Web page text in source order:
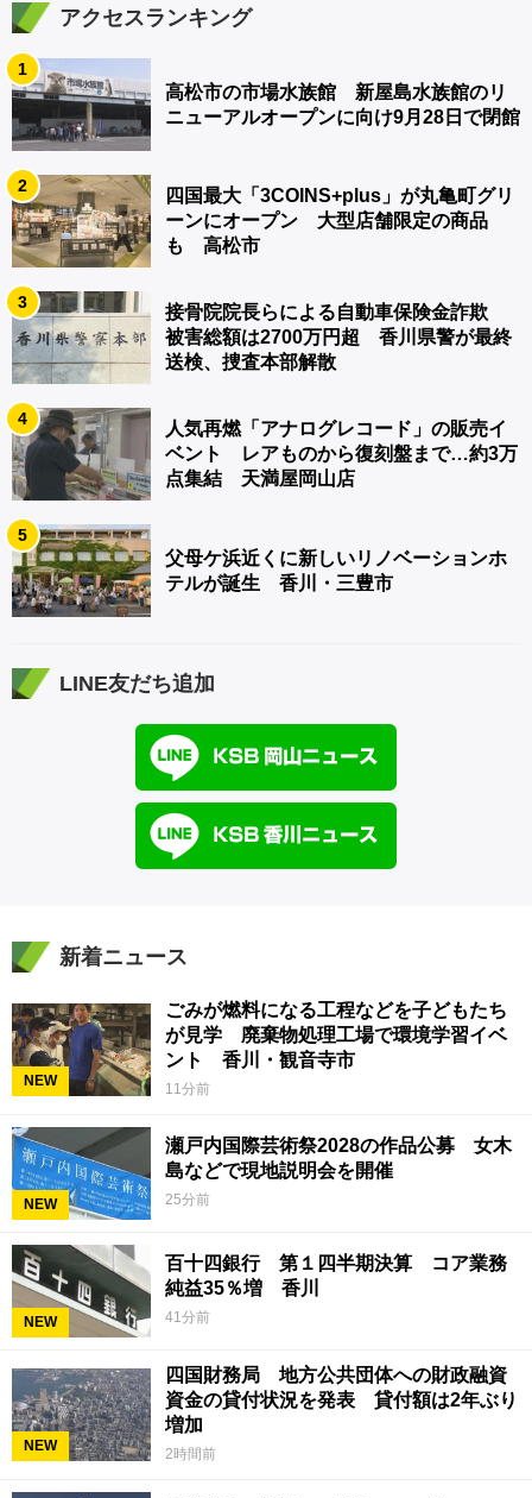
アクセスランキング
1
高松市の市場水族館 新屋島水族館のリ
ニューアルオープンに向け9月28日で閉館
2
四国最大「3COINS+plus」が丸亀町グリ
ーンにオープン 大型店舗限定の商品
も 高松市
3
接骨院院長らによる自動車保険金詐欺
被害総額は2700万円超 香川県警が最終
送検、捜査本部解散
4
人気再燃「アナログレコード」の販売イ
ベント レアものから復刻盤まで…約3万
点集結 天満屋岡山店
5
父母ケ浜近くに新しいリノベーションホ
テルが誕生 香川・三豊市
LINE友だち追加
新着ニュース
NEW
ごみが燃料になる工程などを子どもたち
が見学 廃棄物処理工場で環境学習イベ
ント 香川・観音寺市
11分前
NEW
瀬戸内国際芸術祭2028の作品公募 女木
島などで現地説明会を開催
25分前
NEW
百十四銀行 第１四半期決算 コア業務
純益35％増 香川
41分前
NEW
四国財務局 地方公共団体への財政融資
資金の貸付状況を発表 貸付額は2年ぶり
増加
2時間前